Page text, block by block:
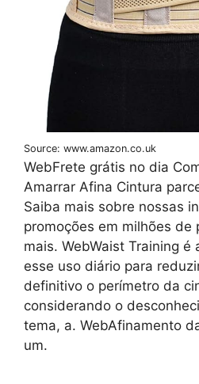
Source: www.amazon.co.uk
WebFrete grátis no dia
Amarrar Afina Cintura
Saiba mais sobre nossas
promoções em milhões de
mais. WebWaist Training
esse uso diário para
definitivo o perímetro da
considerando o
tema, a. WebAfinamento
um.